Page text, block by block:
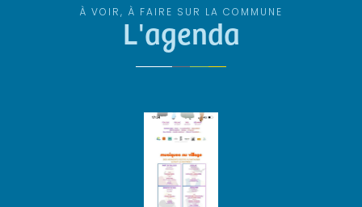
À VOIR, À FAIRE SUR LA COMMUNE
L'agenda